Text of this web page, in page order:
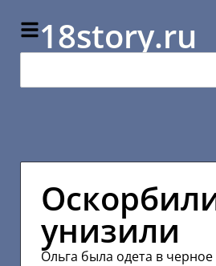
18story.ru
унизили
Ольга была одета в